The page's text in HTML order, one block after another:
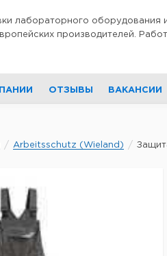
лабораторного оборудования
производителей.
ОТЗЫВЫ ВАКАНСИИ
Arbeitsschutz (Wieland)